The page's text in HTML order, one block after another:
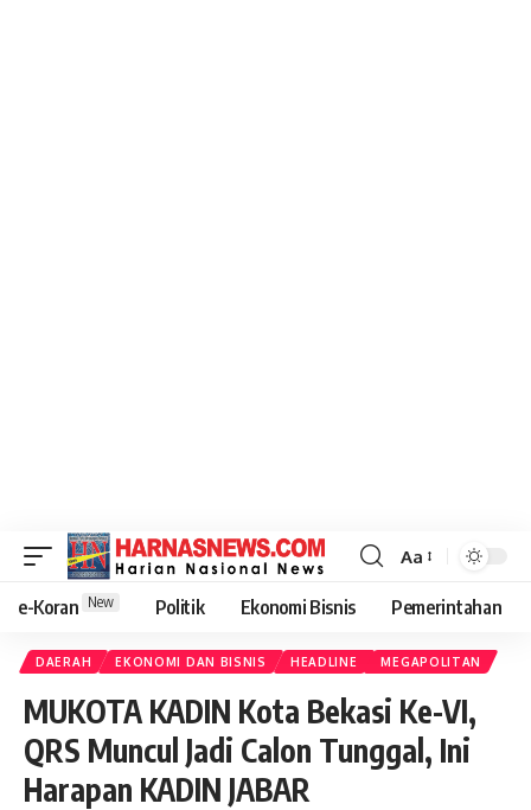
Aa
e-Koran New Politik Ekonomi Bisnis Pemerintahan
DAERAH EKONOMI DAN BISNIS HEADLINE MEGAPOLITAN
MUKOTA KADIN Kota Bekasi Ke-VI,
QRS Muncul Jadi Calon Tunggal, Ini
Harapan KADIN JABAR